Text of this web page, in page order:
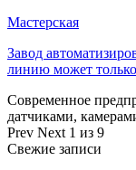
Мастерская
Завод
линию может
Современное
датчиками,
Prev Next 1 из 9
Свежие записи